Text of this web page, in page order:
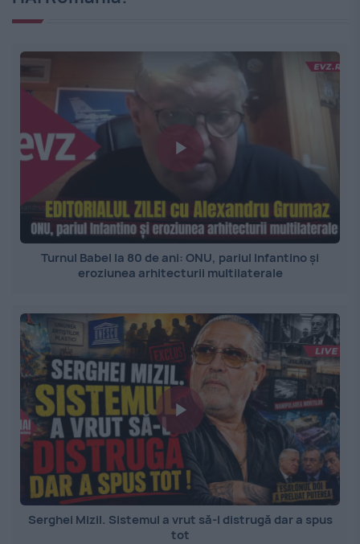
Turnul Babel la 80 de ani: ONU, pariul Infantino și
eroziunea arhitecturii multilaterale
Serghei Mizil. Sistemul a vrut să-l distrugă dar a spus
tot